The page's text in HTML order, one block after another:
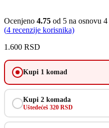
Ocenjeno 4.75 od 5 na osnovu 4
(4 recenzije korisnika)
1.600 RSD
Kupi 1 komad
Kupi 2 komada
Uštedećeš 320 RSD